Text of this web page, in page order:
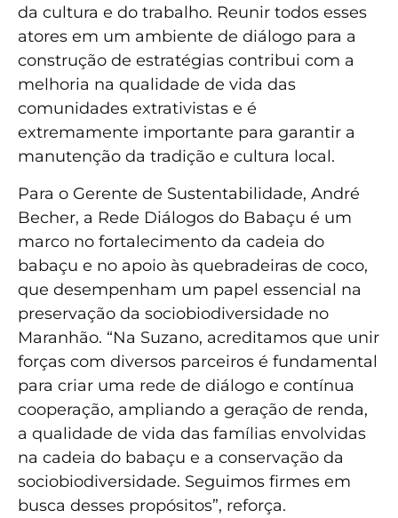
da cultura e do trabalho. Reunir todos esses
atores em um ambiente de diálogo para a
construção de estratégias contribui com a
melhoria na qualidade de vida das
comunidades extrativistas e é
extremamente importante para garantir a
manutenção da tradição e cultura local.
Para o Gerente de Sustentabilidade, André
Becher, a Rede Diálogos do Babaçu é um
marco no fortalecimento da cadeia do
babaçu e no apoio às quebradeiras de coco,
que desempenham um papel essencial na
preservação da sociobiodiversidade no
Maranhão. “Na Suzano, acreditamos que unir
forças com diversos parceiros é fundamental
para criar uma rede de diálogo e contínua
cooperação, ampliando a geração de renda,
a qualidade de vida das famílias envolvidas
na cadeia do babaçu e a conservação da
sociobiodiversidade. Seguimos firmes em
busca desses propósitos”, reforça.